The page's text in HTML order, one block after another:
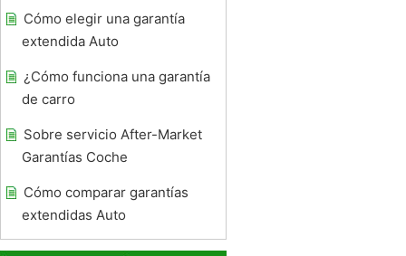
Cómo elegir una garantía
extendida Auto
¿Cómo funciona una garantía
de carro
Sobre servicio After-Market
Garantías Coche
Cómo comparar garantías
extendidas Auto